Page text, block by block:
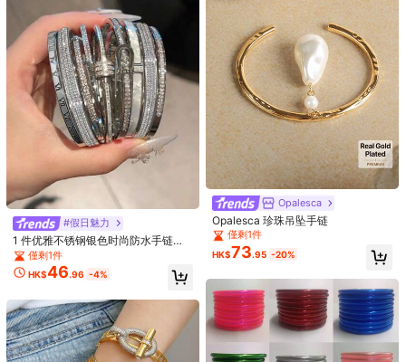
新款时尚大码男士秋冬睡衣套装
一年前成立 僅剩1件
223.35 -2%
1件波希米亞風雙色心形女款時尚手
鍊，優雅設計，銅底，適合日常配戴
與婚禮珠寶，季節性配件
85.00
5
Flirla 加大码女式海军蓝领纽扣前针织
保暖毛衣裙，适合秋冬季，返校/通勤
僅剩1件
#假日魅力
1 件优雅不锈钢银色时尚防水手链首
饰女士僅剩1件
HK$46.96 -4%
Opalesca
Opalesca 珍珠吊坠手链
僅剩1件
HK$73.95 -20%